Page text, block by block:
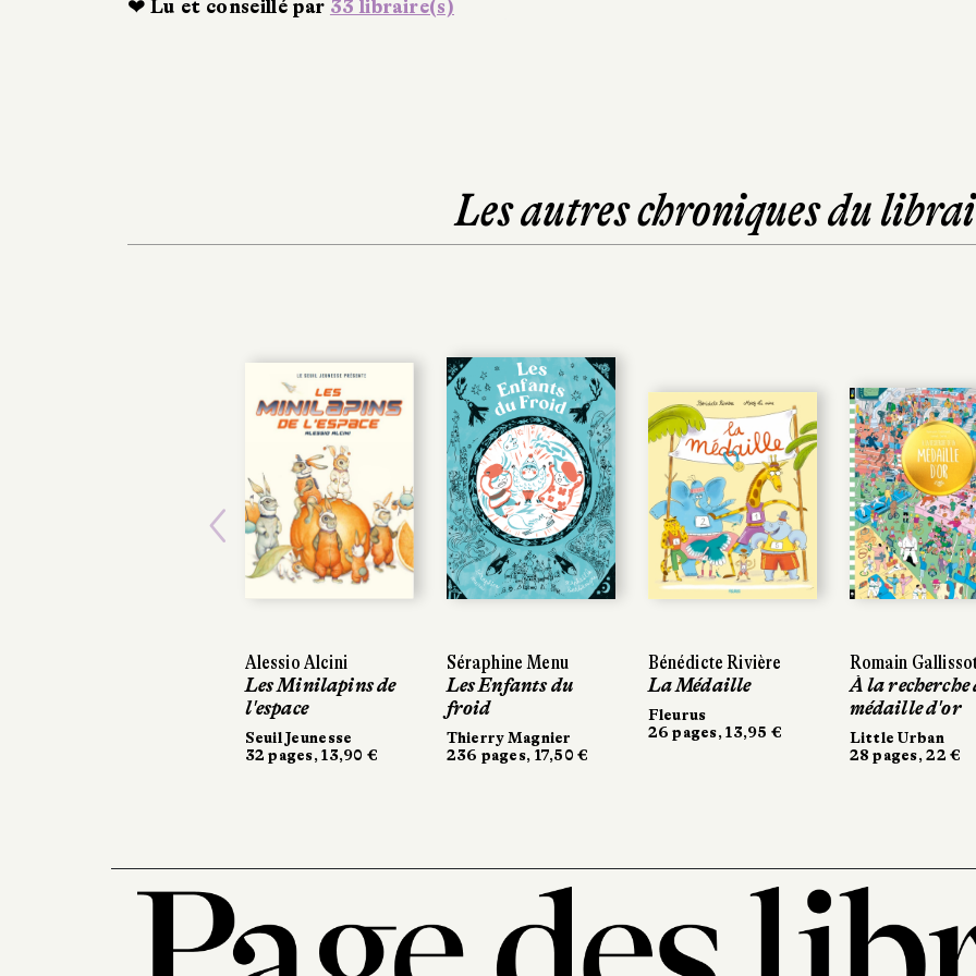
❤ Lu et conseillé par 33 libraire(s)
Les autres chroniques du
Alessio Alcini
Les Minilapins de
l'espace
Seuil Jeunesse
32 pages, 13,90 €
Séraphine Menu
Les Enfants du
froid
Thierry Magnier
236 pages, 17,50 €
Bénédicte Rivière
La Médaille
Fleurus
26 pages, 13,95 €
Romain
À la recherche
médaille d'or
Little Urban
28 pages, 22 €
Previous